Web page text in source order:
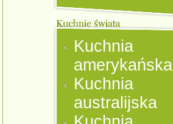
Kuchnia
amerykańska
Kuchnia
australijska